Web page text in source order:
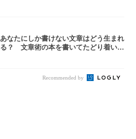
あなたにしか書けない文章はどう生まれ
る？ 文章術の本を書いてたどり着いた
Recommended by